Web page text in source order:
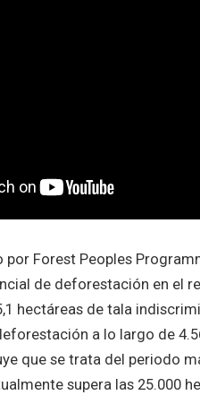
por Forest Peoples
de deforestación en el
hectáreas de tala
a lo largo de
que se trata del periodo
supera las 25.000